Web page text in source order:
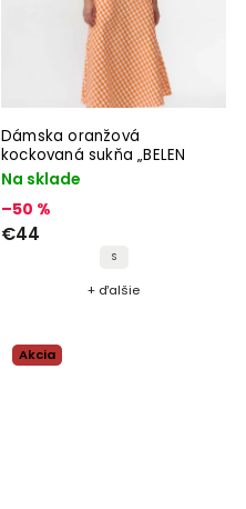
Dámska oranžová
kockovaná sukňa „BELEN
CHECK orange“
Na sklade
–50 %
€44
S
+ ďalšie
Akcia